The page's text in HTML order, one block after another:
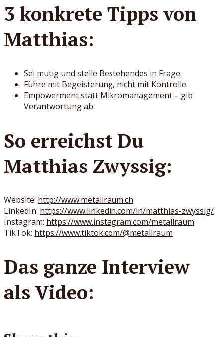
3 konkrete Tipps von
Matthias:
Sei mutig und stelle Bestehendes in Frage.
Führe mit Begeisterung, nicht mit Kontrolle.
Empowerment statt Mikromanagement – gib
Verantwortung ab.
So erreichst Du
Matthias Zwyssig:
Website: http://www.metallraum.ch
LinkedIn: https://www.linkedin.com/in/matthias-zwyssig/
Instagram: https://www.instagram.com/metallraum
TikTok: https://www.tiktok.com/@metallraum
Das ganze Interview
als Video: